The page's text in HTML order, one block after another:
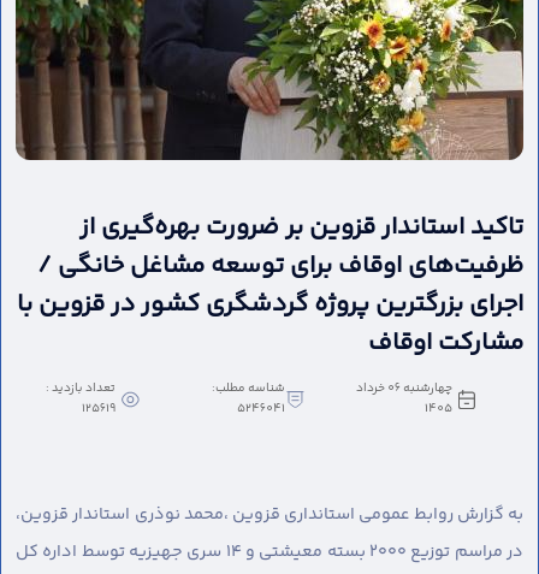
تاکید استاندار قزوین بر ضرورت بهره‌گیری از
ظرفیت‌های اوقاف برای توسعه مشاغل خانگی /
اجرای بزرگترین پروژه گردشگری کشور در قزوین با
مشارکت اوقاف
چهارشنبه 06 خرداد
1405
شناسه مطلب:
5246041
تعداد بازدید :
125619
به گزارش روابط عمومی استانداری قزوین ،محمد نوذری استاندار قزوین،
در مراسم توزیع ۲۰۰۰ بسته معیشتی و ۱۴ سری جهیزیه توسط اداره کل